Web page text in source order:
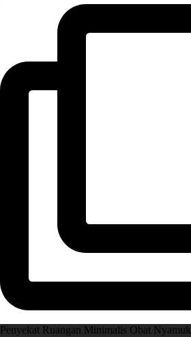
Penyekat Ruangan Minimalis Obat Nyamuk